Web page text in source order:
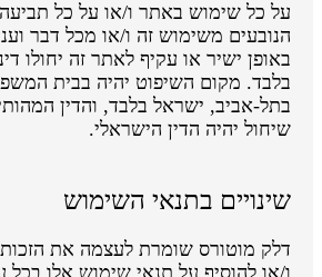
על כל שימוש באתר ו/או על כל
הנובעים משימוש זה ו/או מכל דבר
באופן ישיר או עקיף לאתר זה יחולו
בלבד. מקום השיפוט יהיה בבית
בתל-אביב, ישראל בלבד, והדין המהותי
שיחול יהיה הדין הישראלי.
שינויים בתנאי השימוש
דלק מוטורס שומרת לעצמה את הזכות